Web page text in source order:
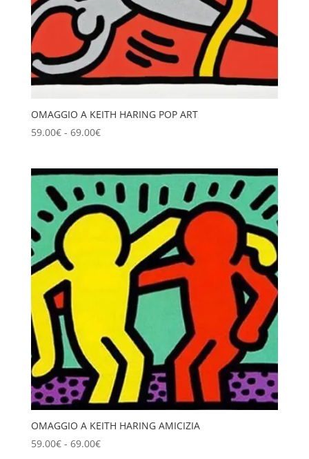
OMAGGIO A KEITH HARING POP ART
59.00€ - 69.00€Fascia
da
59.00€
a
69.00€
OMAGGIO A KEITH HARING AMICIZIA
59.00€ - 69.00€Fascia